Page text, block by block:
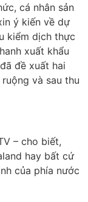
cá nhân sản
ý kiến về dự
kiểm dịch thực
xuất khẩu
đề xuất hai
và sau thu
– cho biết,
hay bất cứ
của phía nước